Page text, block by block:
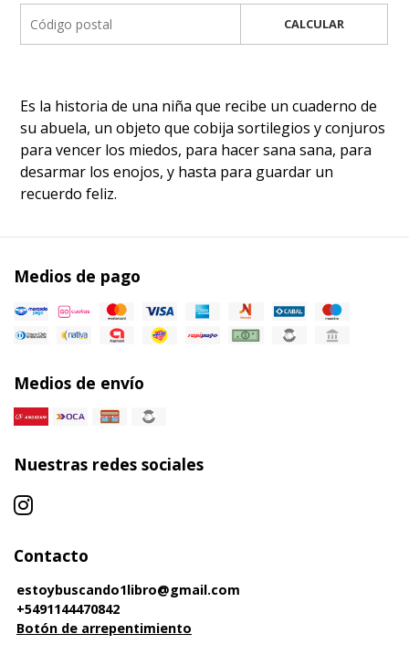
CALCULAR
Es la historia de una niña que recibe un cuaderno de
su abuela, un objeto que cobija sortilegios y conjuros
para vencer los miedos, para hacer sana sana, para
desarmar los enojos, y hasta para guardar un
recuerdo feliz.
Medios de pago
Medios de envío
Nuestras redes sociales
Contacto
estoybuscando1libro@gmail.com
+5491144470842
Botón de arrepentimiento